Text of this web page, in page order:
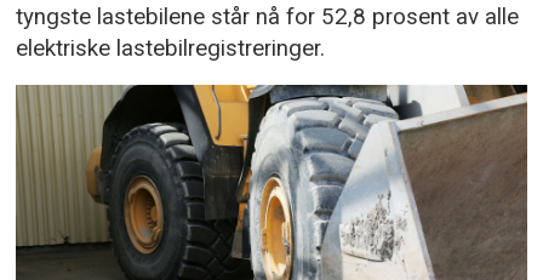
tyngste lastebilene står nå for 52,8 prosent av alle
elektriske lastebilregistreringer.